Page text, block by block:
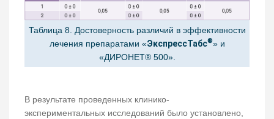
Таблица 8. Достоверность различий в эффективности
лечения препаратами «ЭкспрессТабс®» и
«ДИРОНЕТ® 500».
В результате проведенных клинико-
экспериментальных исследований было установлено,